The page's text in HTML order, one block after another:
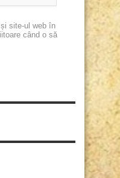
site-ul web în
când o să